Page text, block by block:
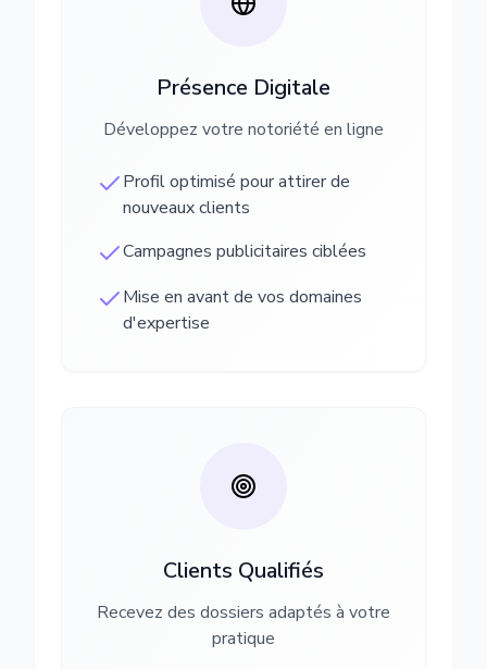
Présence Digitale
Développez votre notoriété en ligne
Profil optimisé pour attirer de
nouveaux clients
Campagnes publicitaires ciblées
Mise en avant de vos domaines
d'expertise
Clients Qualifiés
Recevez des dossiers adaptés à votre
pratique